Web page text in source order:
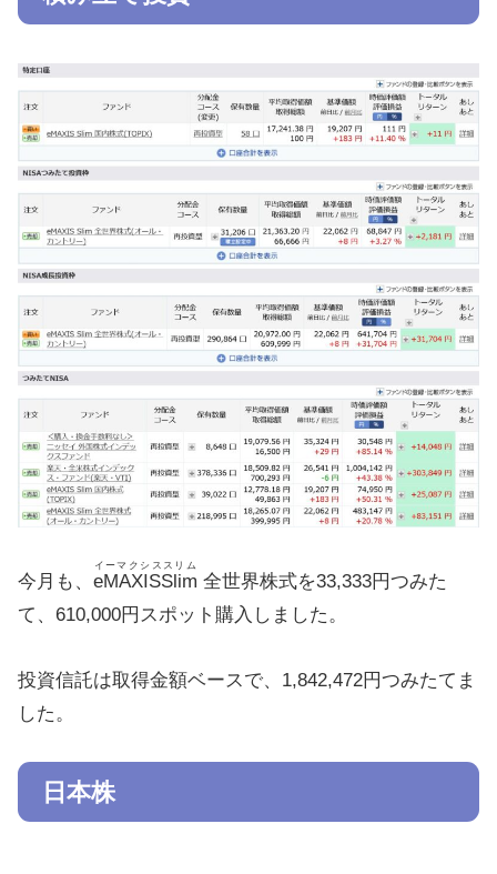
今月も、 eMAXISSlim
イーマクシススリム
全世界株式を33,333円つみた
て、610,000円スポット購入しました。
投資信託は取得金額ベースで、1,842,472円つみたてま
した。
日本株